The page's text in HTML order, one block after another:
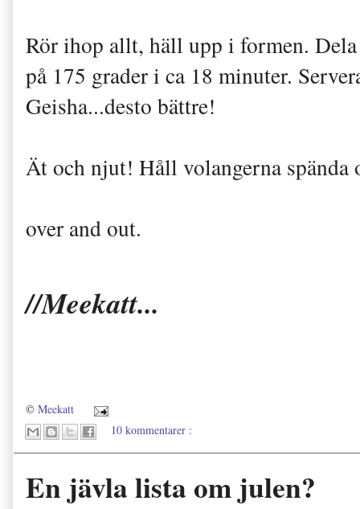
Rör ihop allt, häll upp i formen.
på 175 grader i ca 18 minuter.
Geisha...desto bättre!
Ät och njut! Håll volangerna spända
over and out.
//Meekatt...
© Meekatt
10 kommentarer :
En jävla lista om julen?